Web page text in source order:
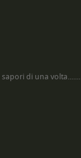
di una volta.......